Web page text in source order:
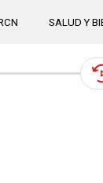
SALUD Y